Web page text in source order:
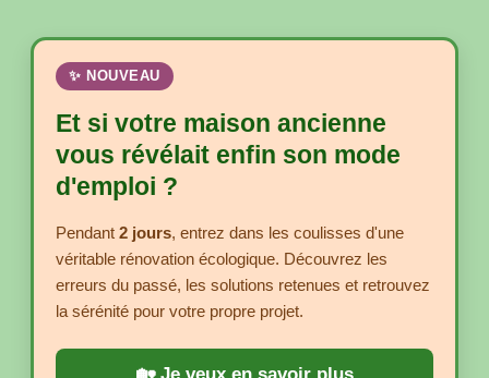
✨ NOUVEAU
Et si votre maison ancienne
vous révélait enfin son mode
d'emploi ?
Pendant 2 jours, entrez dans les coulisses d'une
véritable rénovation écologique. Découvrez les
erreurs du passé, les solutions retenues et retrouvez
la sérénité pour votre propre projet.